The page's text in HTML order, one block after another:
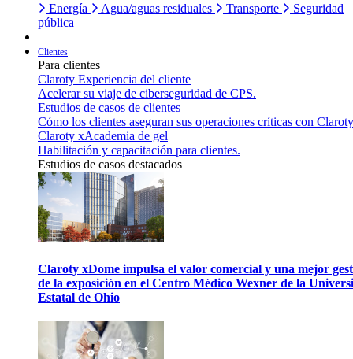
Energía
Agua/aguas residuales Transporte
Seguridad
pública
Clientes
Para clientes
Claroty Experiencia del cliente
Acelerar su viaje de ciberseguridad de CPS.
Estudios de casos de clientes
Cómo los clientes aseguran sus operaciones críticas con
Claroty xAcademia de gel
Habilitación y capacitación para clientes.
Estudios de casos destacados
Claroty xDome impulsa el valor comercial y una mejor
de la exposición en el Centro Médico Wexner de la
Estatal de Ohio